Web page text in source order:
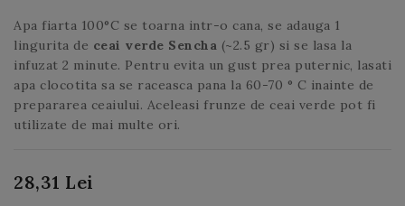
Apa fiarta 100°C se toarna intr-o cana, se adauga 1
lingurita de ceai verde Sencha (~2.5 gr) si se lasa la
infuzat 2 minute. Pentru evita un gust prea puternic, lasati
apa clocotita sa se raceasca pana la 60-70 ° C inainte de
prepararea ceaiului. Aceleasi frunze de ceai verde pot fi
utilizate de mai multe ori.
28,31 Lei